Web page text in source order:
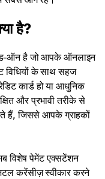
है?
ऑन है जो आपके ऑनलाइन
विधियों के साथ सहज
कार्ड हो या आधुनिक
और प्रभावी तरीके से
हैं, जिससे आपके ग्राहकों
विशेष पेमेंट एक्सटेंशन
करेंसीज़ स्वीकार करने